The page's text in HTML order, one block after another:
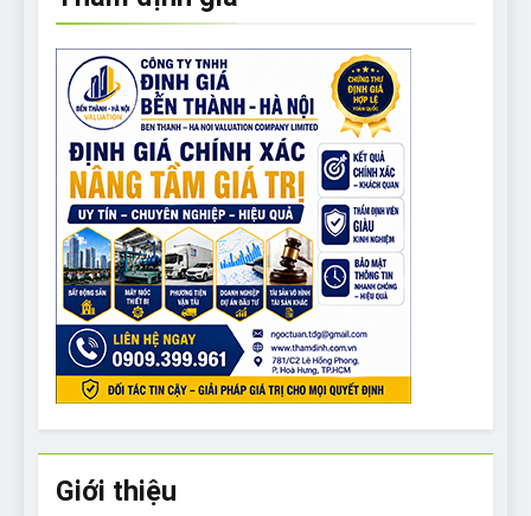
Giới thiệu